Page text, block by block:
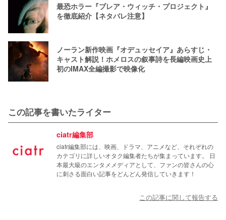
最恐ホラー『ブレア・ウィッチ・プロジェクト』
を徹底紹介【ネタバレ注意】
ノーラン新作映画『オデュッセイア』あらすじ・
キャスト解説！ホメロスの叙事詩を長編映画史上
初のIMAX全編撮影で映像化
この記事を書いたライター
ciatr編集部
ciatr編集部には、映画、ドラマ、アニメなど、それぞれの
カテゴリに詳しいオタク編集者たちが集まっています。 日
本最大級のエンタメメディアとして、ファンの皆さんの心
に刺さる面白い記事をどんどん発信していきます！
この記事に関して報告する